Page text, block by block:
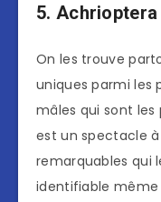
5. Achrioptera
On les trouve
uniques parmi les
mâles qui sont les
est un spectacle
remarquables qui
identifiable même